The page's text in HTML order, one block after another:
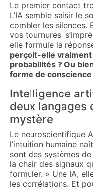
Le premier contact
L’IA semble saisir le
combler les silences.
vos tournures,
elle formule la
perçoit-elle vraiment
probabilités ? Ou
forme de
Intelligence
deux langages
mystère
Le neuroscientifique
l’intuition humaine
sont des systèmes
la chair des signaux
formuler. » Une IA,
les corrélations. Et